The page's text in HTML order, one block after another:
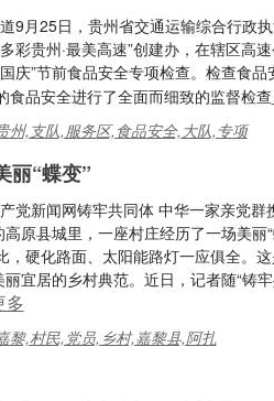
9月25日，贵州省交通运输综合行政
彩贵州·最美高速”创建办，在辖区高
庆”节前食品安全专项检查。检查食品
食品安全进行了全面而细致的监督检查
州,支队,服务区,食品安全,大队,专项
丽“蝶变”
党新闻网铸牢共同体 中华一家亲党群
原县城里，一座村庄经历了一场美丽
，硬化路面、太阳能路灯一应俱全。
丽宜居的乡村典范。近日，记者随“铸
黎,村民,党员,乡村,嘉黎县,阿扎